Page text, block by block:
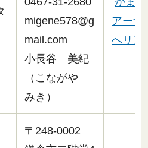
migene578@g
mail.com
小長谷 美紀
（こながや
みき）
アーナ
へリン
〒248-0002